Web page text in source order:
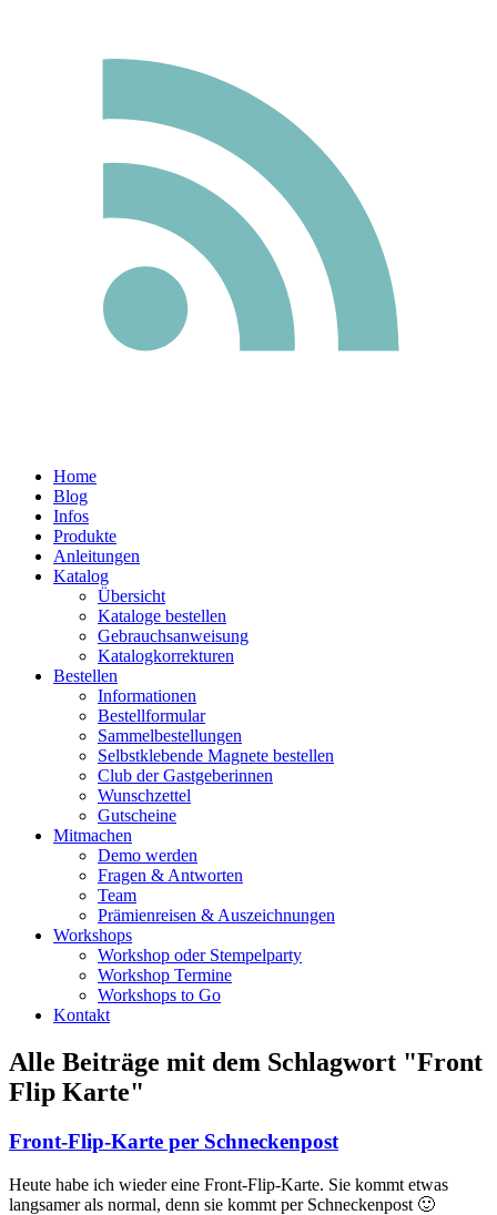
Home
Blog
Infos
Produkte
Anleitungen
Katalog
Übersicht
Kataloge bestellen
Gebrauchsanweisung
Katalogkorrekturen
Bestellen
Informationen
Bestellformular
Sammelbestellungen
Selbstklebende Magnete bestellen
Club der Gastgeberinnen
Wunschzettel
Gutscheine
Mitmachen
Demo werden
Fragen & Antworten
Team
Prämienreisen & Auszeichnungen
Workshops
Workshop oder Stempelparty
Workshop Termine
Workshops to Go
Kontakt
Alle Beiträge mit dem Schlagwort "Front
Flip Karte"
Front-Flip-Karte per Schneckenpost
Heute habe ich wieder eine Front-Flip-Karte. Sie kommt etwas
langsamer als normal, denn sie kommt per Schneckenpost 🙂